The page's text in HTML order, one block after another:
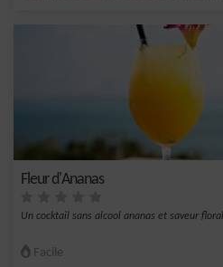
Fleur d'Ananas
Un cocktail sans alcool ananas et saveur floral
Facile